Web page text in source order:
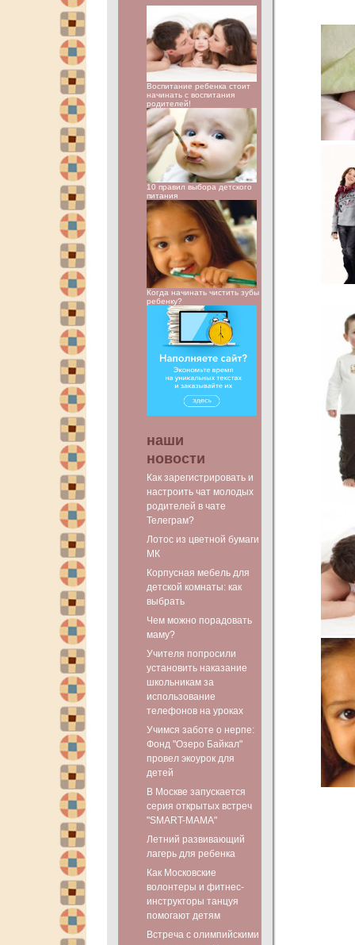
Воспитание ребенка стоит
начинать с воспитания
родителей!
10 правил выбора детского
питания
Когда начинать чистить зубы
ребенку?
наши
новости
Как зарегистрировать и
настроить чат молодых
родителей в чате
Телеграм?
Лотос из цветной бумаги
МК
Корпусная мебель для
детской комнаты: как
выбрать
Чем можно порадовать
маму?
Учителя попросили
установить наказание
школьникам за
использование
телефонов на уроках
Учимся заботе о нерпе:
Фонд "Озеро Байкал"
провел экоурок для
детей
В Москве запускается
серия открытых встреч
"SMART-МАМА"
Летний развивающий
лагерь для ребенка
Как Московские
волонтеры и фитнес-
инструкторы танцуя
помогают детям
Встреча с олимпийскими